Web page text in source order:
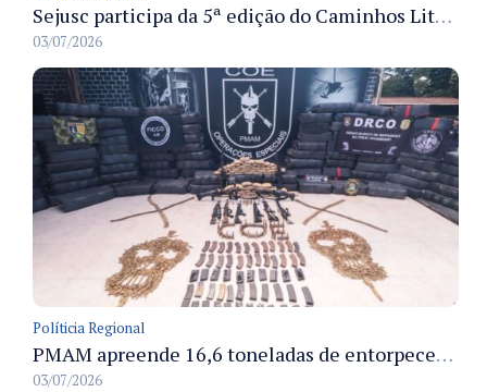
Sejusc participa da 5ª edição do Caminhos Literários com foco na cultura hip-hop nas unidades socioeducativas
03/07/2026
Políticia Regional
PMAM apreende 16,6 toneladas de entorpecentes e registra aumento nas prisões em flagrante e nas capturas de foragidos no primeiro semestre de 2026
03/07/2026